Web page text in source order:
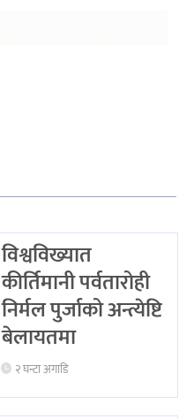
विश्वविख्यात
कीर्तिमानी पर्वतारोही
निर्मल पुर्जाको अन्त्येष्टि
बेलायतमा
२ घन्टा अगाडि